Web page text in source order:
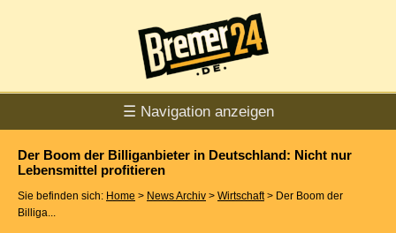
☰ Navigation anzeigen
Der Boom der Billiganbieter in Deutschland: Nicht nur
Lebensmittel profitieren
Sie befinden sich: Home > News Archiv > Wirtschaft> Der Boom der
Billiga...